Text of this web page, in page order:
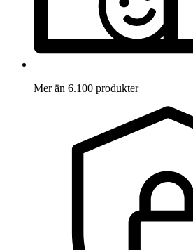
Mer än 6.100 produkter